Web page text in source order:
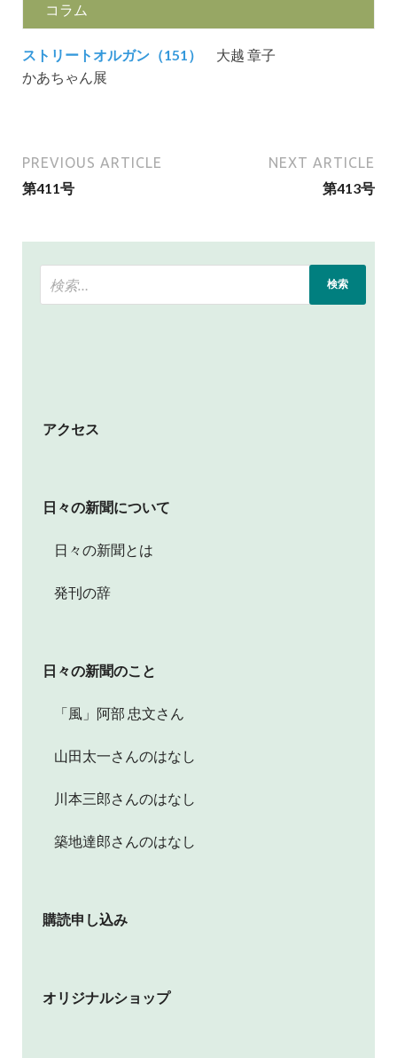
コラム
ストリートオルガン（151）
大越 章子
かあちゃん展
PREVIOUS ARTICLE
第411号
NEXT ARTICLE
第413号
アクセス
日々の新聞について
日々の新聞とは
発刊の辞
日々の新聞のこと
「風」阿部 忠文さん
山田太一さんのはなし
川本三郎さんのはなし
築地達郎さんのはなし
購読申し込み
オリジナルショップ